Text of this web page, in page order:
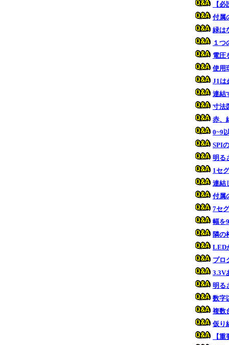
【
付属
緑は
１つ
電圧
使用
J1は
連結
寸法
赤、
0~9
SPI
明る
1セ
連結
付属
7セ
幅を
隣の
LED
プロ
3.3V
明る
数字
複数
仮り
【